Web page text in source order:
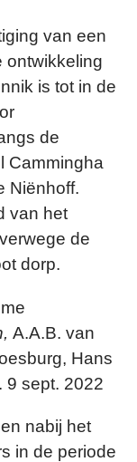
van een
ontwikkeling
is tot in de
de
Cammingha
Niënhoff.
van het
de
dorp.
A.A.B. van
Hans
9 sept. 2022
nabij het
in de periode